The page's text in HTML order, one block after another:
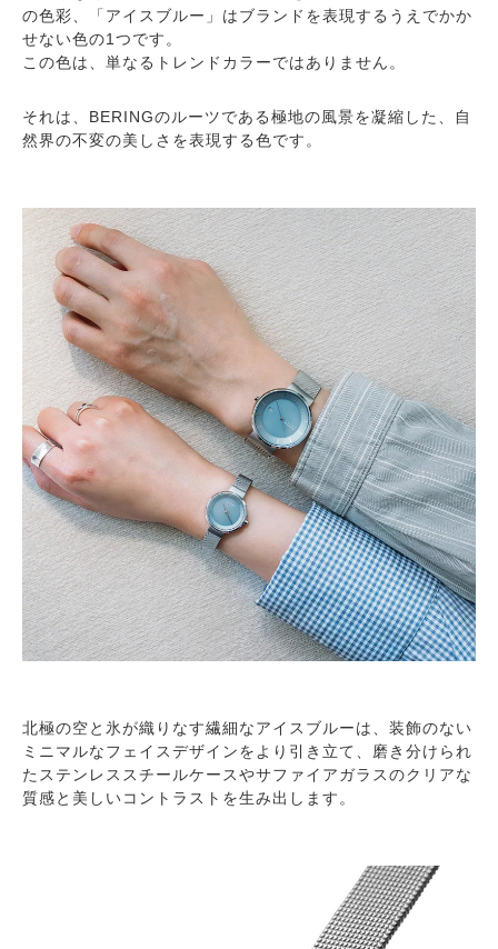
の色彩、「アイスブルー」はブランドを表現するうえでかか
せない色の1つです。
この色は、単なるトレンドカラーではありません。
それは、BERINGのルーツである極地の風景を凝縮した、自
然界の不変の美しさを表現する色です。
北極の空と氷が織りなす繊細なアイスブルーは、装飾のない
ミニマルなフェイスデザインをより引き立て、磨き分けられ
たステンレススチールケースやサファイアガラスのクリアな
質感と美しいコントラストを生み出します。